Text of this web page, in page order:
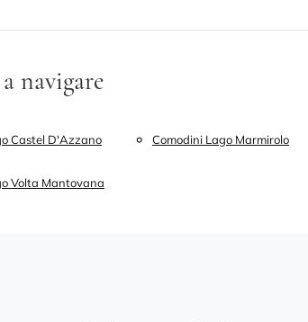
navigare
Castel D'Azzano Comodini Lago Marmirolo
Volta Mantovana